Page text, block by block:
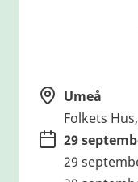
Umeå
Folkets
29
29